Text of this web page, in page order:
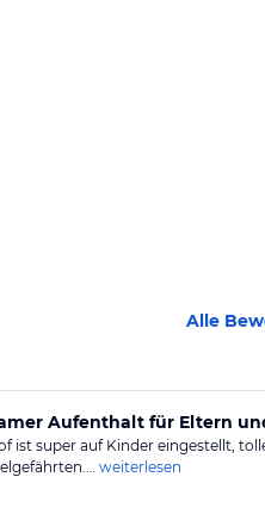
Alle
Aufenthalt für Eltern
ist super auf Kinder eingestellt,
weiterlesen